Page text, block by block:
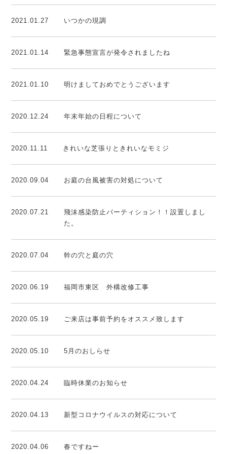
2021.01.27 いつかの現調
2021.01.14 緊急事態宣言が発令されましたね
2021.01.10 明けましておめでとうございます
2020.12.24 年末年始の日程について
2020.11.11 きれいな芝張りときれいなモミジ
2020.09.04 お庭の台風被害の対処について
2020.07.21
飛沫感染防止パーティション！！設置しまし
た。
2020.07.04 幹の穴と庭の穴
2020.06.19 福岡市東区 外構改修工事
2020.05.19 ご来店は事前予約をオススメ致します
2020.05.10 5月のおしらせ
2020.04.24 臨時休業のお知らせ
2020.04.13 新型コロナウイルスの対応について
2020.04.06 春ですねー